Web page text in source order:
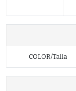
COLOR/Talla